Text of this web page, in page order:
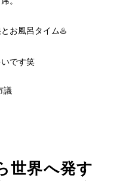
お風呂タイム♨️
です笑
議
世界へ発す